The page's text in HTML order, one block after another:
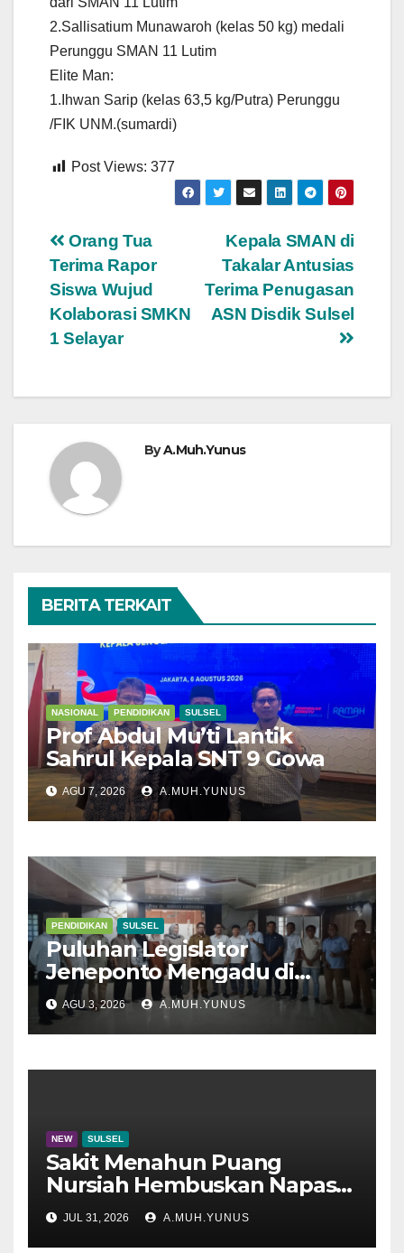
2.Sallisatium Munawaroh (kelas 50 kg) medali
Perunggu SMAN 11 Lutim
Elite Man:
1.Ihwan Sarip (kelas 63,5 kg/Putra) Perunggu
/FIK UNM.(sumardi)
Post Views: 377
Navigasi
pos
Kepala SMAN di
Takalar Antusias
Terima Penugasan
ASN Disdik Sulsel
Orang Tua
Terima Rapor
Siswa Wujud
Kolaborasi SMKN
1 Selayar
ByA.Muh.Yunus
BERITA TERKAIT
NASIONAL PENDIDIKAN SULSEL
Prof Abdul Mu’ti Lantik
Sahrul Kepala SNT 9 Gowa
AGU 7, 2026 A.MUH.YUNUS
PENDIDIKAN SULSEL
Puluhan Legislator
Jeneponto Mengadu di
Disdik Sulsel
AGU 3, 2026 A.MUH.YUNUS
NEW SULSEL
Sakit Menahun Puang
Nursiah Hembuskan Napas
Terakhir
JUL 31, 2026 A.MUH.YUNUS